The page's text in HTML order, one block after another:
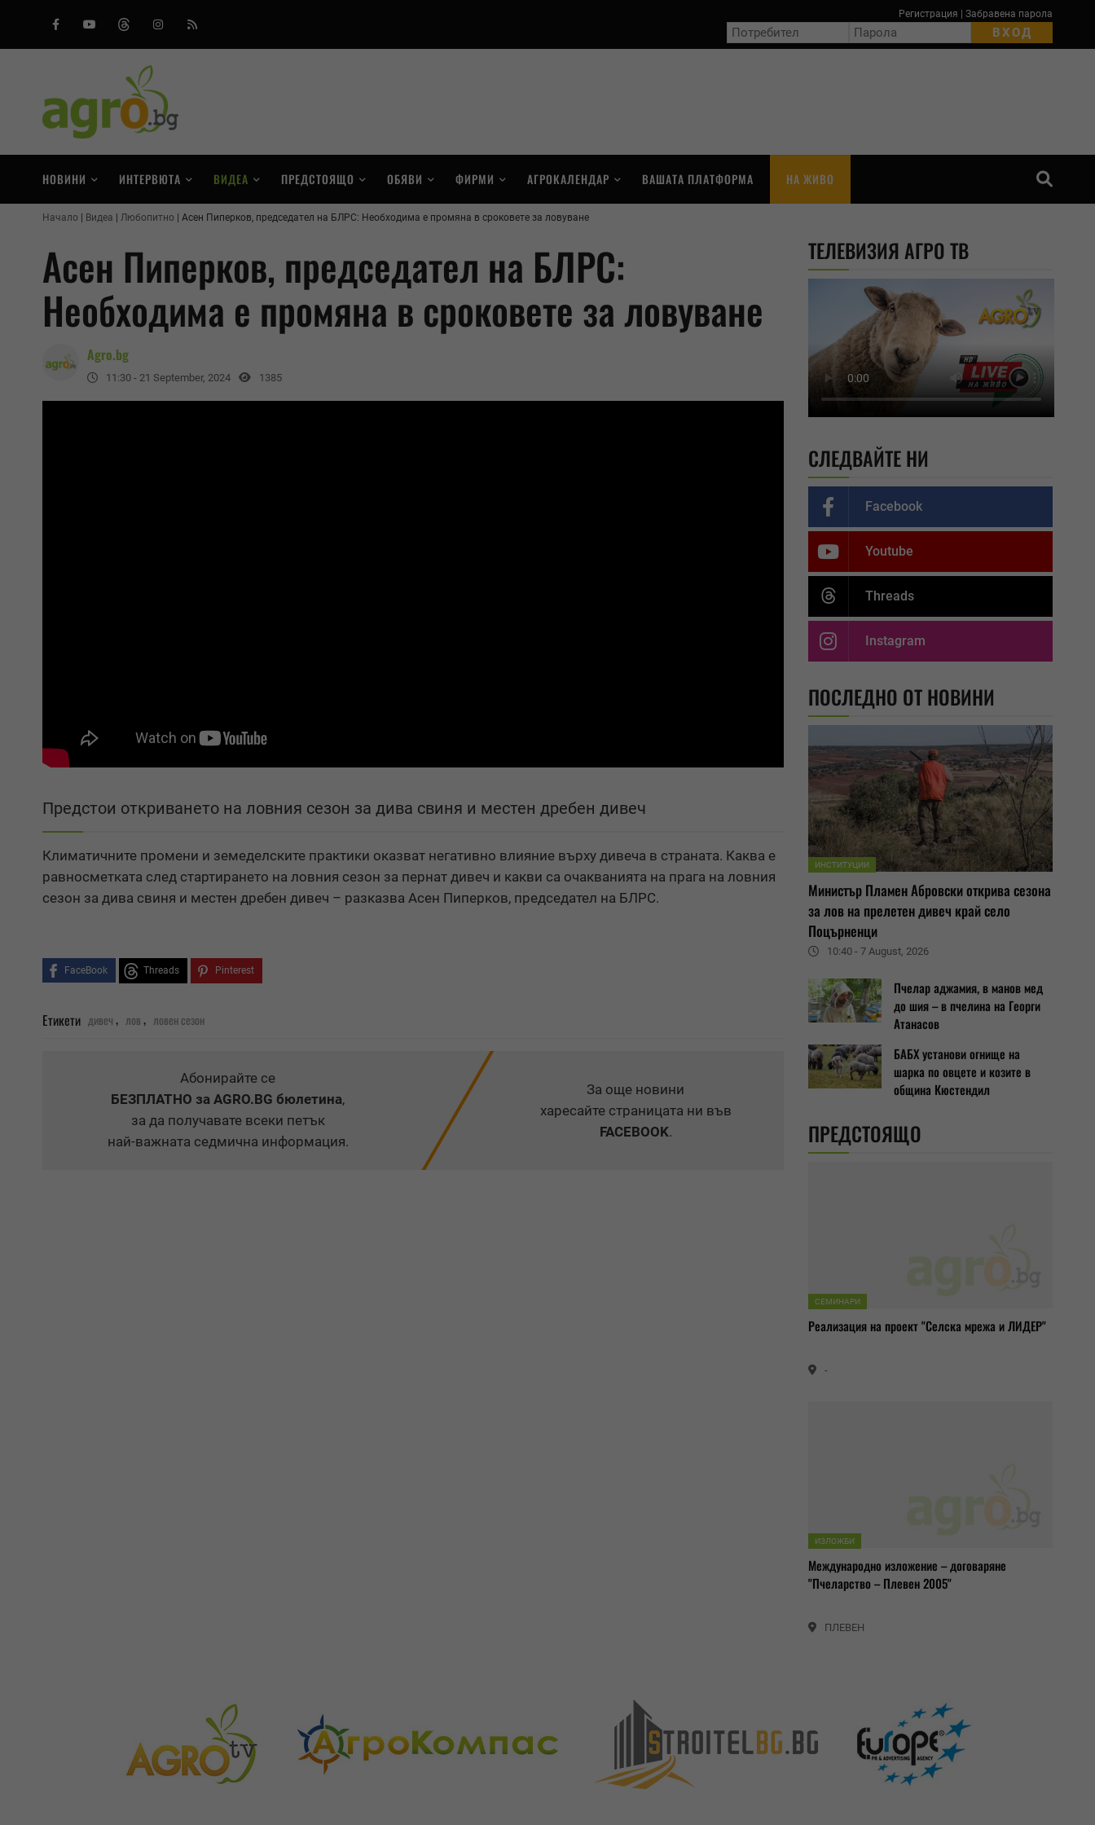
FacebookYoutubeThreadsInstagram
RSS
Регистрация Забравена парола
НОВИНИ ИНТЕРВЮТА ВИДЕА ПРЕДСТОЯЩО ОБЯВИ ФИРМИ АГРОКАЛЕНДАР ВАШАТА ПЛАТФОРМА НА ЖИВО
Начало Видеа Любопитно Асен Пиперков, председател на БЛРС: Необходима е промяна в сроковете за ловуване
Асен Пиперков, председател на БЛРС:
Необходима е промяна в сроковете за ловуване
Agro.bg
11:30 - 21 September, 2024 1385
Предстои откриването на ловния сезон за дива свиня и местен дребен дивеч
Климатичните промени и земеделските практики оказват негативно влияние върху дивеча в страната. Каква е
равносметката след стартирането на ловния сезон за пернат дивеч и какви са очакванията на прага на ловния
сезон за дива свиня и местен дребен дивеч – разказва Асен Пиперков, председател на БЛРС.
FaceBook Threads Pinterest
Етикети дивеч, лов, ловен сезон
Абонирайте се
БЕЗПЛАТНО за AGRO.BG бюлетина,
за да получавате всеки петък
най-важната седмична информация.
За още новини
харесайте страницата ни във
FACEBOOK.
ТЕЛЕВИЗИЯ АГРО ТВ
СЛЕДВАЙТЕ НИ
Facebook
Youtube
Threads
Instagram
ПОСЛЕДНО ОТ НОВИНИ
ИНСТИТУЦИИ
Министър Пламен Абровски открива сезона
за лов на прелетен дивеч край село
Поцърненци
10:40 - 7 August, 2026
Пчелар аджамия, в манов мед
до шия – в пчелина на Георги
Атанасов
БАБХ установи огнище на
шарка по овцете и козите в
община Кюстендил
ПРЕДСТОЯЩО
СЕМИНАРИ
Реализация на проект "Селска мрежа и ЛИДЕР"
-
ИЗЛОЖБИ
Международно изложение – договаряне
"Пчеларство – Плевен 2005"
ПЛЕВЕН